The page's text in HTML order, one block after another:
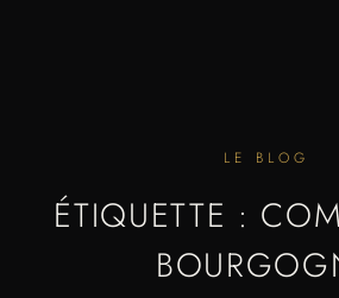
LE BLOG
ÉTIQUETTE :